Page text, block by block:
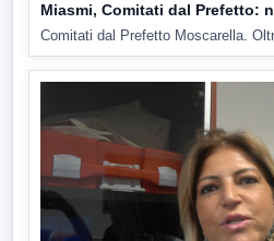
Miasmi, Comitati dal Prefetto:
Comitati dal Prefetto Moscarella.